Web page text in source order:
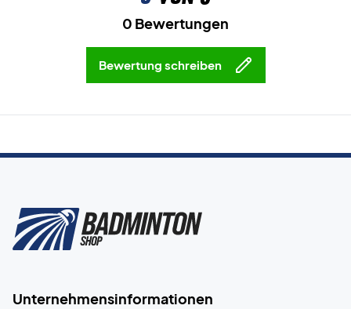
0 Bewertungen
Bewertung schreiben
Unternehmensinformationen